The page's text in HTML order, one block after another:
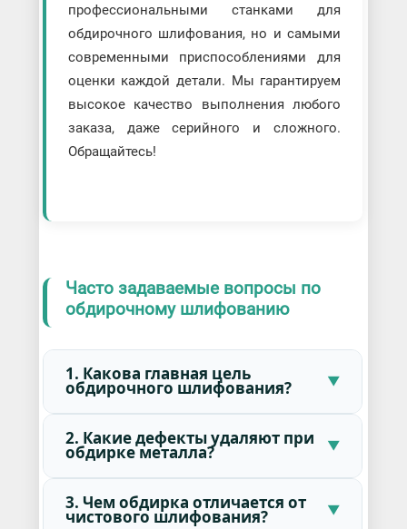
профессиональными станками для
обдирочного шлифования, но и самыми
современными приспособлениями для
оценки каждой детали. Мы гарантируем
высокое качество выполнения любого
заказа, даже серийного и сложного.
Обращайтесь!
Часто задаваемые вопросы по
обдирочному шлифованию
1. Какова главная цель
обдирочного шлифования?
2. Какие дефекты удаляют при
обдирке металла?
3. Чем обдирка отличается от
чистового шлифования?